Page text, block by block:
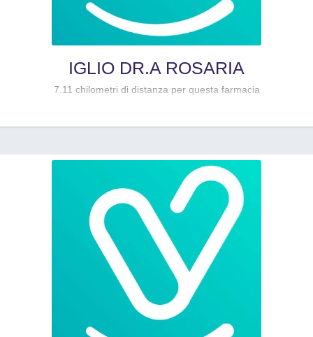
IGLIO DR.A ROSARIA
7.11 chilometri di distanza per questa farmacia